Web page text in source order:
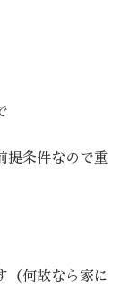
提条件なので重
（何故なら家に